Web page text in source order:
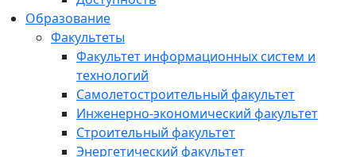
Образование
Факультеты
Факультет информационных систем и
технологий
Самолетостроительный факультет
Инженерно-экономический факультет
Строительный факультет
Энергетический факультет